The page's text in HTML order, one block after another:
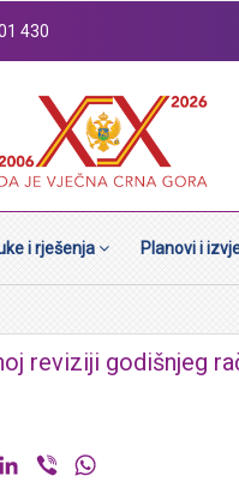
430
i rješenja Planovi i
reviziji godišnjeg
LinkedIn
Viber